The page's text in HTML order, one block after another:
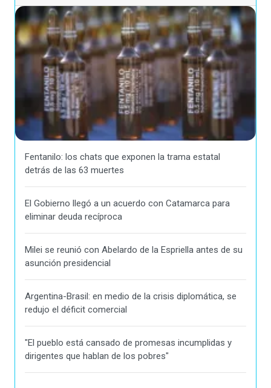
Fentanilo: los chats que exponen la trama estatal
detrás de las 63 muertes
El Gobierno llegó a un acuerdo con Catamarca para
eliminar deuda recíproca
Milei se reunió con Abelardo de la Espriella antes de su
asunción presidencial
Argentina-Brasil: en medio de la crisis diplomática, se
redujo el déficit comercial
"El pueblo está cansado de promesas incumplidas y
dirigentes que hablan de los pobres"